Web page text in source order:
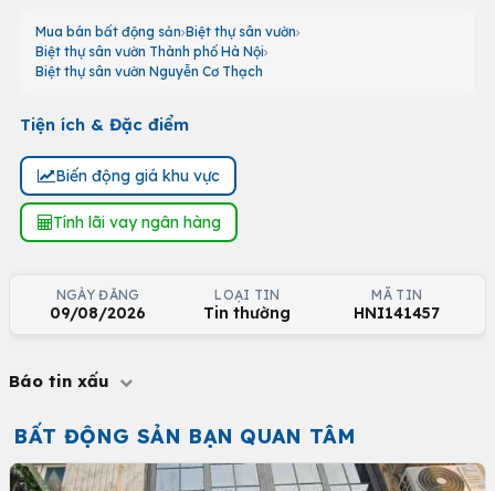
Mua bán bất động sản Biệt thự sân vườn
Biệt thự sân vườn Thành phố Hà Nội
Biệt thự sân vườn Nguyễn Cơ Thạch
Tiện ích & Đặc điểm
Biến động giá khu vực
Tính lãi vay ngân hàng
NGÀY ĐĂNG
09/08/2026
LOẠI TIN
Tin thường
MÃ TIN
HNI141457
Báo tin xấu
BẤT ĐỘNG SẢN BẠN QUAN TÂM